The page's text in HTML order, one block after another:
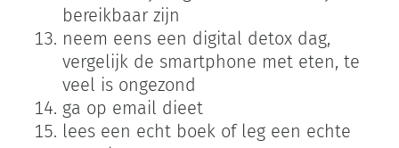
bereikbaar zijn
neem eens een digital detox dag,
vergelijk de smartphone met eten, te
veel is ongezond
ga op email dieet
lees een echt boek of leg een echte